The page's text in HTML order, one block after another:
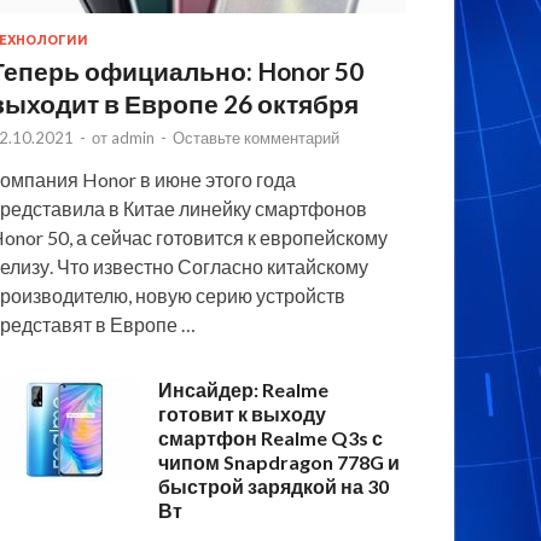
официально: Honor 50
в Европе 26 октября
- от admin - Оставьте комментарий
Honor в июне этого года
в Китае линейку смартфонов
50, а сейчас готовится к европейскому
Что известно Согласно китайскому
новую серию устройств
в Европе …
Инсайдер: Realme
готовит к выходу
смартфон Realme Q3s с
чипом Snapdragon 778G и
быстрой зарядкой на 30
Вт